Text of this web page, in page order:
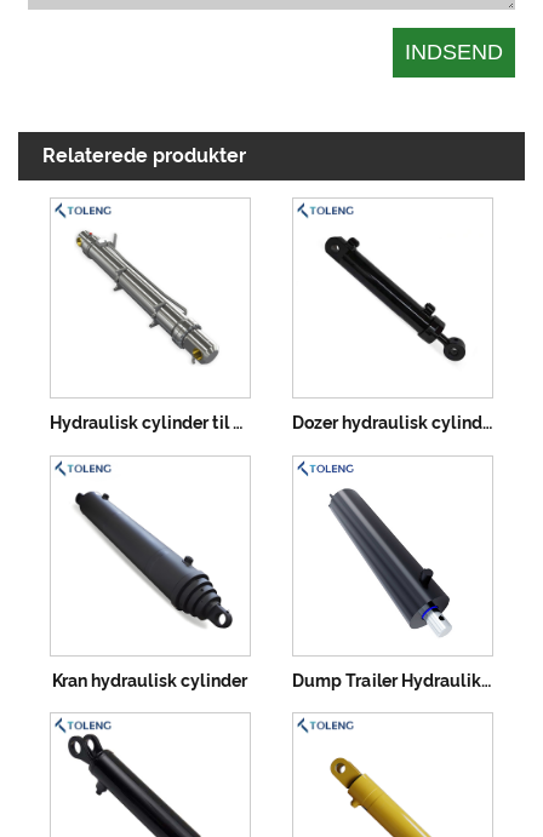
Relaterede produkter
Hydraulisk cylinder til gravemaskine Dozer hydraulisk cylinder
Kran hydraulisk cylinder Dump Trailer Hydraulikcylinder